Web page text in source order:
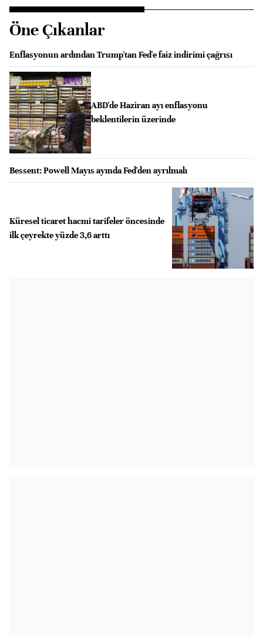
Öne Çıkanlar
Enflasyonun ardından Trump'tan Fed'e faiz indirimi çağrısı
ABD'de Haziran ayı enflasyonu
beklentilerin üzerinde
Bessent: Powell Mayıs ayında Fed'den ayrılmalı
Küresel ticaret hacmi tarifeler öncesinde
ilk çeyrekte yüzde 3,6 arttı